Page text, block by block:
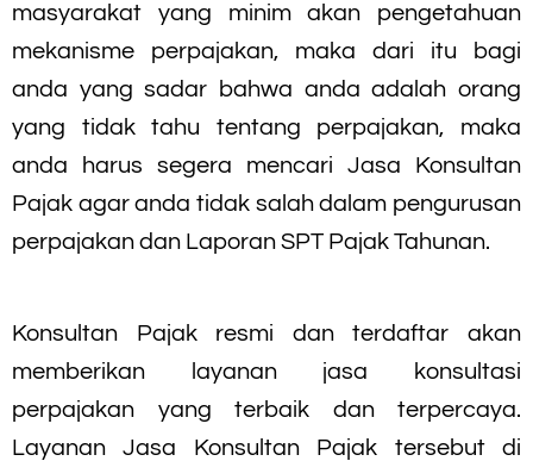
masyarakat yang minim akan pengetahuan
mekanisme perpajakan, maka dari itu bagi
anda yang sadar bahwa anda adalah orang
yang tidak tahu tentang perpajakan, maka
anda harus segera mencari Jasa Konsultan
Pajak agar anda tidak salah dalam pengurusan
perpajakan dan Laporan SPT Pajak Tahunan.
Konsultan Pajak resmi dan terdaftar akan
memberikan layanan jasa konsultasi
perpajakan yang terbaik dan terpercaya.
Layanan Jasa Konsultan Pajak tersebut di